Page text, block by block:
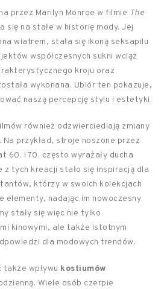
przez Marilyn Monroe w filmie The
się na stałe w historię mody. Jej
wiatrem, stała się ikoną seksapilu
współczesnych sukni wciąż
kroju oraz
wykonana. Ubiór ten pokazuje,
naszą percepcję stylu i estetyki.
również odzwierciedlają zmiany
Na przykład, stroje noszone przez
60. i 70. często wyrażały ducha
z tych kreacji stało się inspiracją dla
którzy w swoich kolekcjach
elementy, nadając im nowoczesny
stały się więc nie tylko
kinowymi, ale także istotnym
dla modowych trendów.
wpływu kostiumów
Wiele osób czerpie